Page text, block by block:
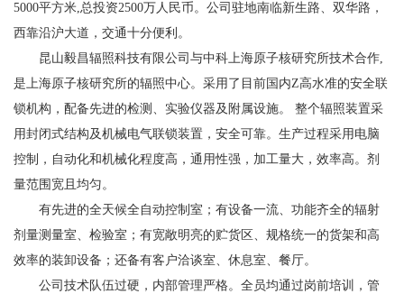
5000平方米,总投资2500万人民币。公司驻地南临新生路、双华路，
西靠沿沪大道，交通十分便利。
昆山毅昌辐照科技有限公司与中科上海原子核研究所技术合作,
是上海原子核研究所的辐照中心。采用了目前国内Z高水准的安全联
锁机构，配备先进的检测、实验仪器及附属设施。 整个辐照装置采
用封闭式结构及机械电气联锁装置，安全可靠。生产过程采用电脑
控制，自动化和机械化程度高，通用性强，加工量大，效率高。剂
量范围宽且均匀。
有先进的全天候全自动控制室；有设备一流、功能齐全的辐射
剂量测量室、检验室；有宽敞明亮的贮货区、规格统一的货架和高
效率的装卸设备；还备有客户洽谈室、休息室、餐厅。
公司技术队伍过硬，内部管理严格。全员均通过岗前培训，管